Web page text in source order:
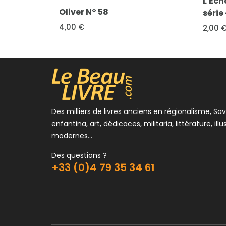
Des milliers de livres anciens en régionalisme,
enfantina, art, dédicaces, militaria, littérature,
modernes...
Des questions ?
+33 (0)4 79 35 34 61